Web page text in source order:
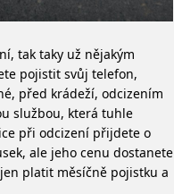
tak taky už nějakým
pojistit svůj telefon,
před krádeží, odcizením
službou, která tuhle
při odcizení přijdete o
ale jeho cenu dostanete
platit měsíčně pojistku a